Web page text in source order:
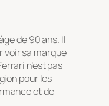
de 90 ans. Il
voir sa marque
n’est pas
pour les
et de